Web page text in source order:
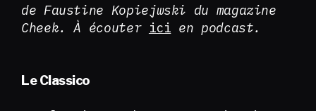
de Faustine Kopiejwski du magazine
Cheek. À écouter ici en podcast.
Le Classico